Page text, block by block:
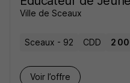
Ville de Sceaux
Sceaux - 92 CDD 2
Voir l’offre